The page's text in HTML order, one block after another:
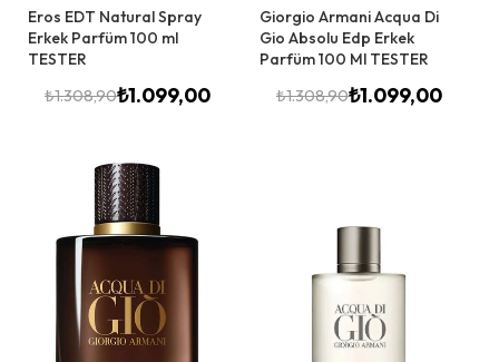
Eros EDT Natural Spray
Erkek Parfüm 100 ml
TESTER
₺1.308,90₺1.099,00
Giorgio Armani Acqua Di
Gio Absolu Edp Erkek
Parfüm 100 Ml TESTER
₺1.308,90₺1.099,00